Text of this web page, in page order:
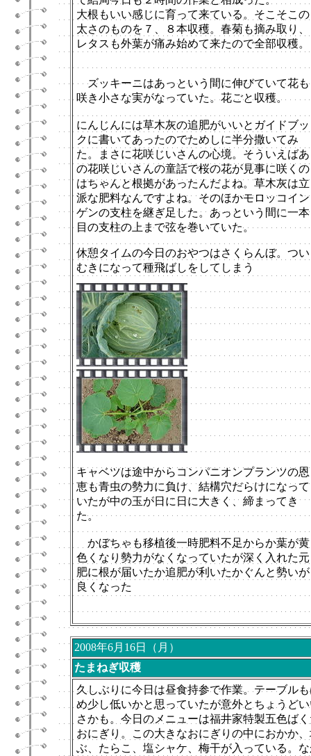
大根もいい感じに育って来ている。そこそこの
太さのものを７、８本収穫。春菊も摘み取り、
レタスも外葉が痛み始めて来たので全部収穫。
ズッキーニはあっという間に伸びていて花も
咲き小さな実がなっていた。花ごと収穫。
にんじんには草木灰の追肥がいいとガイドブッ
クに書いてあったのでためしに半分撒いてみ
た。まさに花咲じいさんの心境。そういえばあ
の花咲じいさんの童話で桜の花が見事に咲くの
はちゃんと根拠があったんだよね。草木灰は立
派な肥料なんですよね。そのほかモロッコイン
ゲンの支柱を継ぎ足した。あっという間に一本
目の支柱の上まで弦を巻いていた。
休憩タイムの今日のおやつはさくらんぼ。つい
むきになって種飛ばしをしてしまう
キャベツは途中からコンパニオンプランツの恩
恵も青虫の勢力に負け、結構穴だらけになって
いたが中の玉が日に日に大きく、締まってき
た。
かぼちゃも移植後一時肥料不足からか葉が黄
色くなり勢力がなくなっていたが深く入れた元
肥に根が届いたか追肥が利いたかぐんと勢いが
良くなった
2008年6月16日（月）
たまねぎ収穫
久しぶりに今日は昼食持参で作業。テーブル
め少し低いかと思っていたが意外とちょうど
さかも。今日のメニューは福井家特製五色ば
おにぎり。この大きなおにぎりの中におかか
ぶ、たらこ、塩シャケ、梅干が入っている。